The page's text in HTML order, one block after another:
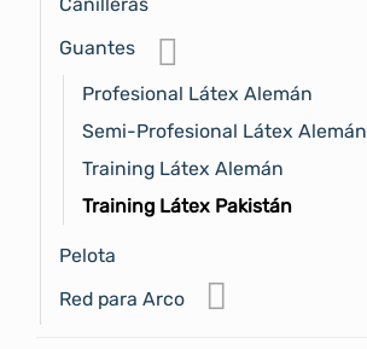
Guantes
Profesional Látex Alemán
Semi-Profesional Látex Alemán
Training Látex Alemán
Training Látex Pakistán
Pelota
Red para Arco